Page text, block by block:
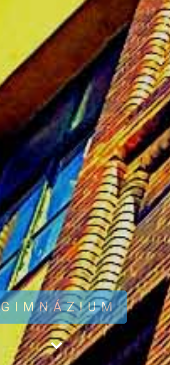
GIMNÁZIUM